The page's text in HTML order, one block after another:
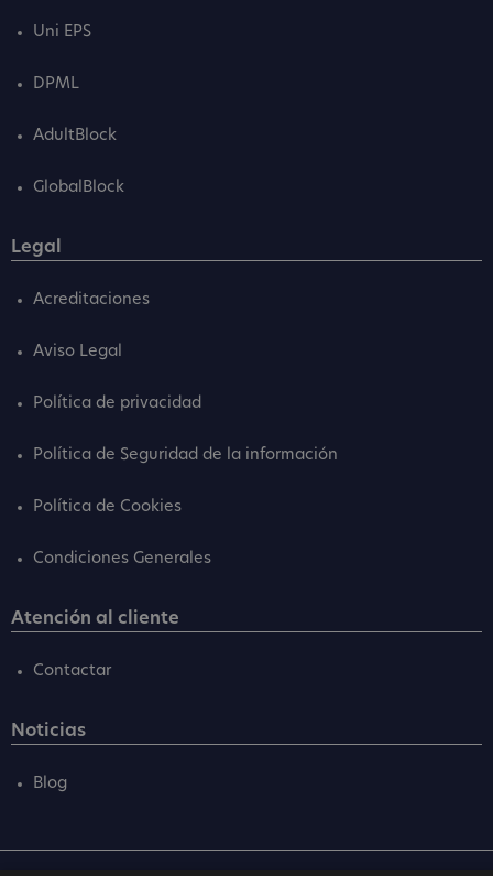
Uni EPS
DPML
AdultBlock
GlobalBlock
Legal
Acreditaciones
Aviso Legal
Política de privacidad
Política de Seguridad de la información
Política de Cookies
Condiciones Generales
Atención al cliente
Contactar
Noticias
Blog